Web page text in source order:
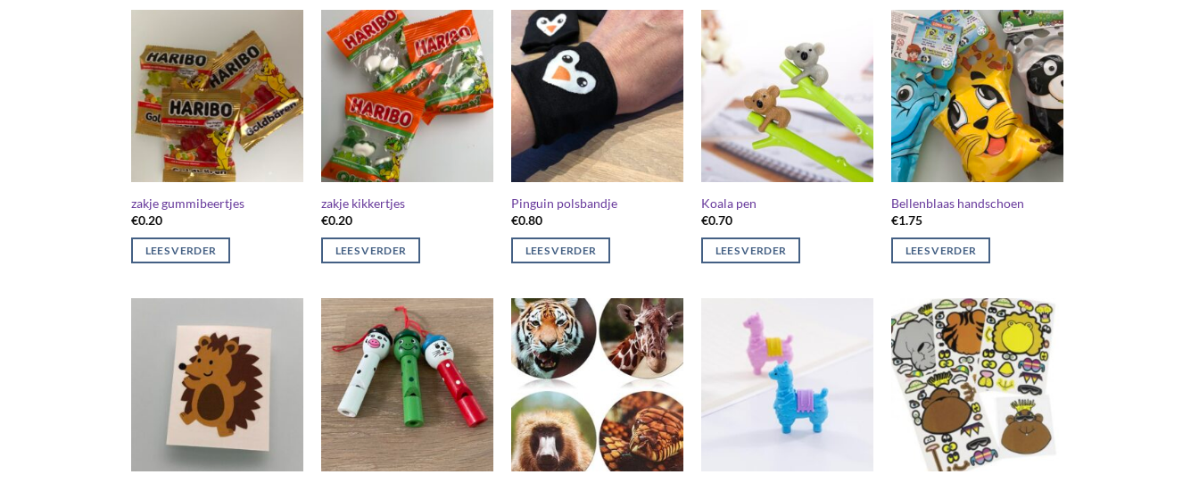
zakje gummibeertjes
€0.20
LEES VERDER
zakje kikkertjes
€0.20
LEES VERDER
Pinguin polsbandje
€0.80
LEES VERDER
Koala pen
€0.70
LEES VERDER
Bellenblaas handschoen
€1.75
LEES VERDER